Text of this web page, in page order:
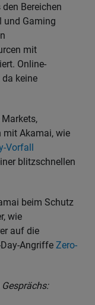
Bereichen
und Gaming
mit
Online-
keine
mit Akamai, wie
Vorfall
blitzschnellen
beim Schutz
wie
auf die
Angriffe Zero-